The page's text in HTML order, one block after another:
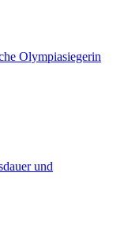
Olympiasiegerin
und